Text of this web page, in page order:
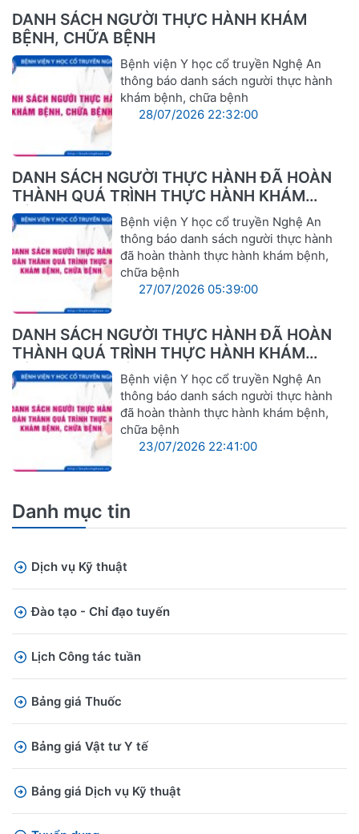
DANH SÁCH NGƯỜI THỰC HÀNH KHÁM
BỆNH, CHỮA BỆNH
Bệnh viện Y học cổ truyền Nghệ An
thông báo danh sách người thực hành
khám bệnh, chữa bệnh
28/07/2026 22:32:00
DANH SÁCH NGƯỜI THỰC HÀNH ĐÃ HOÀN
THÀNH QUÁ TRÌNH THỰC HÀNH KHÁM
BỆNH, CHỮA BỆNHBệnh viện Y học cổ truyền Nghệ An
thông báo danh sách người thực hành
đã hoàn thành thực hành khám bệnh,
chữa bệnh
27/07/2026 05:39:00
DANH SÁCH NGƯỜI THỰC HÀNH ĐÃ HOÀN
THÀNH QUÁ TRÌNH THỰC HÀNH KHÁM
BỆNH, CHỮA BỆNHBệnh viện Y học cổ truyền Nghệ An
thông báo danh sách người thực hành
đã hoàn thành thực hành khám bệnh,
chữa bệnh
23/07/2026 22:41:00
Danh mục tin
Dịch vụ Kỹ thuật
Đào tạo - Chỉ đạo tuyến
Lịch Công tác tuần
Bảng giá Thuốc
Bảng giá Vật tư Y tế
Bảng giá Dịch vụ Kỹ thuật